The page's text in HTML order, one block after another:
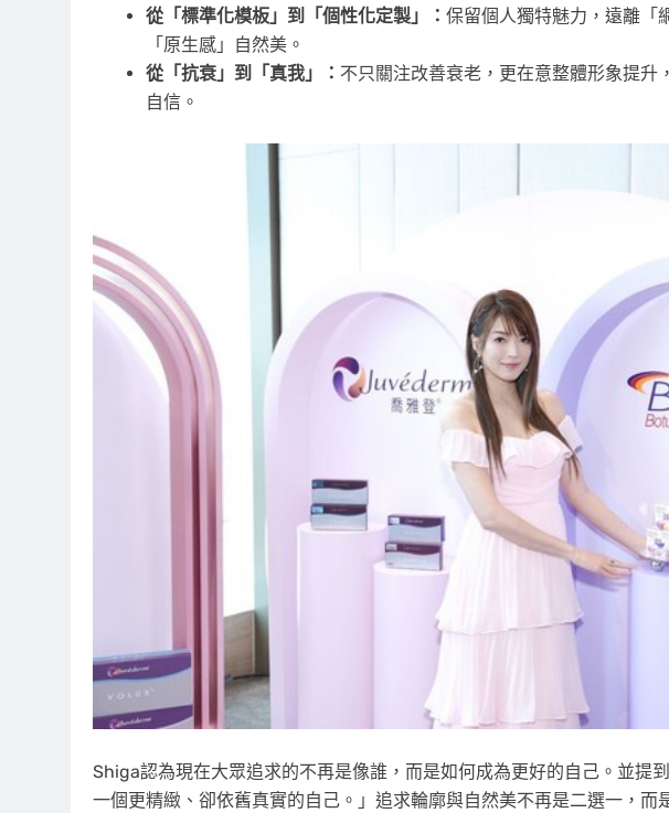
從「標準化模板」到「個性化定製」： 保留個人獨特魅力，遠離「
「原生感」自然美。
從「抗衰」到「真我」： 不只關注改善衰老，更在意整體形象提升
自信。
Shiga認為現在大眾追求的不再是像誰，而是如何成為更好的自己。並提
一個更精緻、卻依舊真實的自己。」追求輪廓與自然美不再是二選一，而